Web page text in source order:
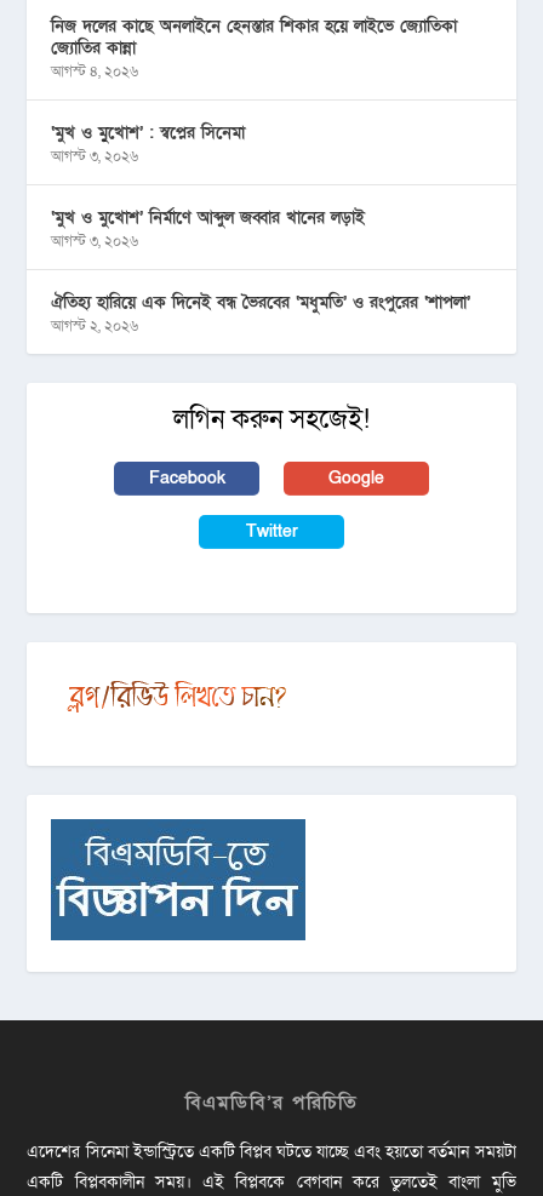
নিজ দলের কাছে অনলাইনে হেনস্তার শিকার হয়ে লাইভে জ্যোতিকা
জ্যোতির কান্না
আগস্ট ৪, ২০২৬
‘মুখ ও মু্খোশ’ : স্বপ্নের সিনেমা
আগস্ট ৩, ২০২৬
‘মুখ ও মুখোশ’ নির্মাণে আব্দুল জব্বার খানের লড়াই
আগস্ট ৩, ২০২৬
ঐতিহ্য হারিয়ে এক দিনেই বন্ধ ভৈরবের ‘মধুমতি’ ও রংপুরের ‘শাপলা’
আগস্ট ২, ২০২৬
লগিন করুন সহজেই!
Facebook Google
Twitter
বিএমডিবি’র পরিচিতি
এদেশের সিনেমা ইন্ডাস্ট্রিতে একটি বিপ্লব ঘটতে যাচ্ছে এবং হয়তো বর্তমান সময়টা
একটি বিপ্লবকালীন সময়। এই বিপ্লবকে বেগবান করে তুলতেই বাংলা মুভি